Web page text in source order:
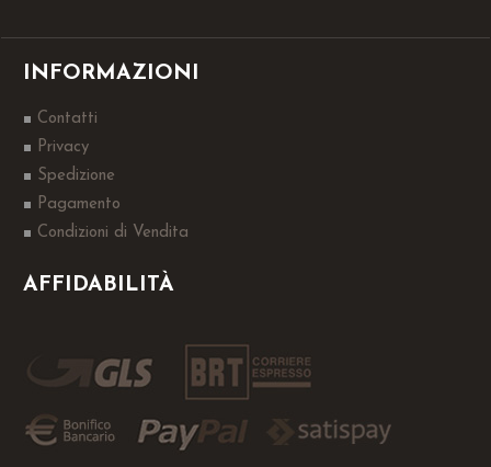
INFORMAZIONI
Contatti
Privacy
Spedizione
Pagamento
Condizioni di Vendita
AFFIDABILITÀ